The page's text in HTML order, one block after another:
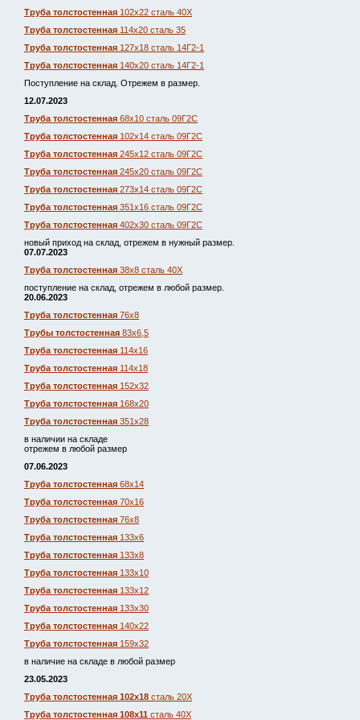
Труба толстостенная 102х22 сталь 40Х
Труба толстостенная 114х20 сталь 35
Труба толстостенная 127х18 сталь 14Г2-1
Труба толстостенная 140х20 сталь 14Г2-1
Поступление на склад. Отрежем в размер.
12.07.2023
Труба толстостенная 68х10 сталь 09Г2С
Труба толстостенная 102х14 сталь 09Г2С
Труба толстостенная 245х12 сталь 09Г2С
Труба толстостенная 245х20 сталь 09Г2С
Труба толстостенная 273х14 сталь 09Г2С
Труба толстостенная 351х16 сталь 09Г2С
Труба толстостенная 402х30 сталь 09Г2С
новый приход на склад, отрежем в нужный размер.
07.07.2023
Труба толстостенная 38х8 сталь 40Х
поступление на склад, отрежем в любой размер.
20.06.2023
Труба толстостенная 76х8
Трубы толстостенная 83х6,5
Труба толстостенная 114х16
Труба толстостенная 114х18
Труба толстостенная 152х32
Труба толстостенная 168х20
Труба толстостенная 351х28
в наличии на складе
отрежем в любой размер
07.06.2023
Труба толстостенная 68х14
Труба толстостенная 70х16
Труба толстостенная 76х8
Труба толстостенная 133х6
Труба толстостенная 133х8
Труба толстостенная 133х10
Труба толстостенная 133х12
Труба толстостенная 133х30
Труба толстостенная 140х22
Труба толстостенная 159х32
в наличие на складе в любой размер
23.05.2023
Труба толстостенная 102х18 сталь 20Х
Труба толстостенная 108х11 сталь 40Х